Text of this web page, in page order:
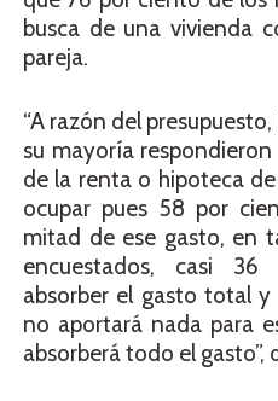
busca de una vivienda
pareja.
“A razón del
su mayoría
de la renta o hipoteca
ocupar pues 58 por
mitad de ese gasto, en
encuestados, casi
absorber el gasto total
no aportará nada para
absorberá todo el gasto”,